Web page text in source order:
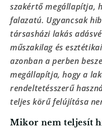
szakértő megállapítja,
falazatú. Ugyancsak
társasházi lakás
műszakilag és
azonban a perben
megállapítja, hogy a
rendeltetésszerű
teljes körű felújítása
Mikor nem teljesít